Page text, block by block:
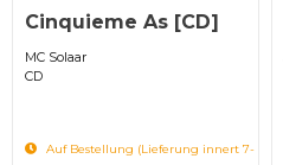
Cinquieme As [CD]
MC Solaar
CD
Auf Bestellung (Lieferung innert 7-